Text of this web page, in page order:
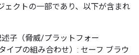
ェクトの一部であり、以下が含まれ
子（脅威/プラットフォー
イプの組み合わせ）: セーフ ブラウ